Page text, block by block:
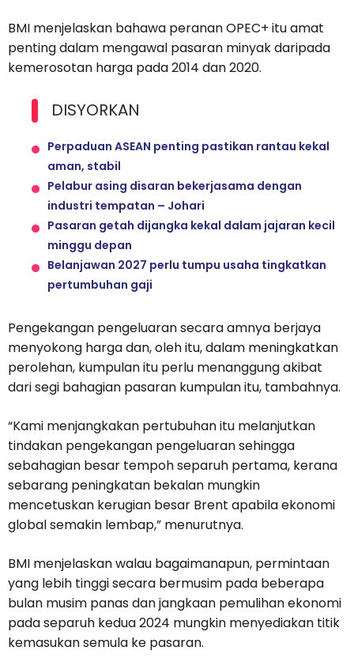
BMI menjelaskan bahawa peranan OPEC+ itu amat
penting dalam mengawal pasaran minyak daripada
kemerosotan harga pada 2014 dan 2020.
DISYORKAN
Perpaduan ASEAN penting pastikan rantau kekal
aman, stabil
Pelabur asing disaran bekerjasama dengan
industri tempatan – Johari
Pasaran getah dijangka kekal dalam jajaran kecil
minggu depan
Belanjawan 2027 perlu tumpu usaha tingkatkan
pertumbuhan gaji
Pengekangan pengeluaran secara amnya berjaya
menyokong harga dan, oleh itu, dalam meningkatkan
perolehan, kumpulan itu perlu menanggung akibat
dari segi bahagian pasaran kumpulan itu, tambahnya.
“Kami menjangkakan pertubuhan itu melanjutkan
tindakan pengekangan pengeluaran sehingga
sebahagian besar tempoh separuh pertama, kerana
sebarang peningkatan bekalan mungkin
mencetuskan kerugian besar Brent apabila ekonomi
global semakin lembap,” menurutnya.
BMI menjelaskan walau bagaimanapun, permintaan
yang lebih tinggi secara bermusim pada beberapa
bulan musim panas dan jangkaan pemulihan ekonomi
pada separuh kedua 2024 mungkin menyediakan titik
kemasukan semula ke pasaran.